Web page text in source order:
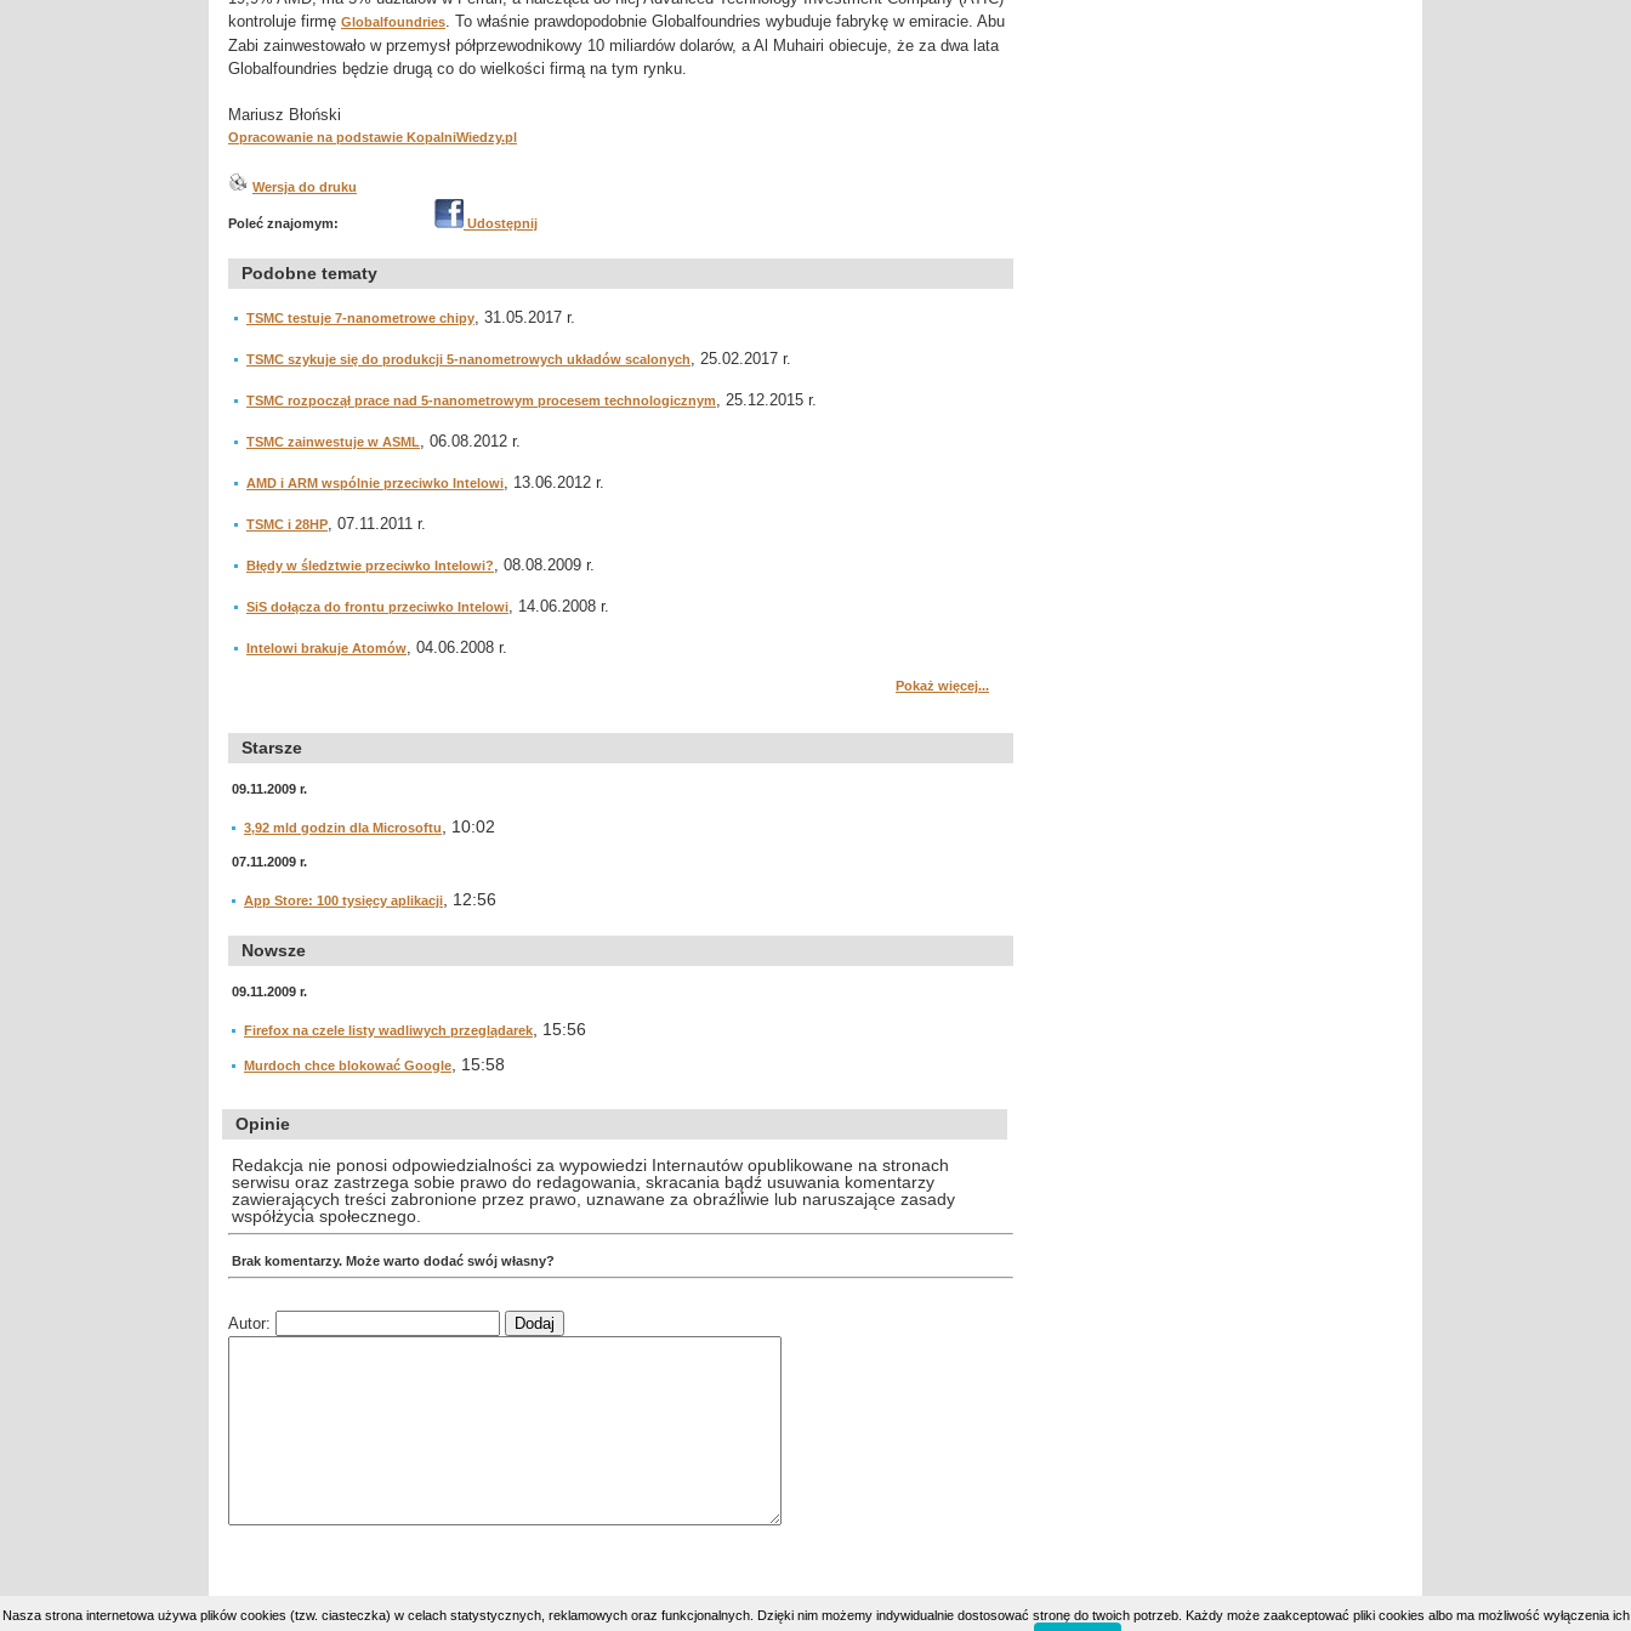
kontroluje firmę Globalfoundries. To właśnie prawdopodobnie Globalfoundries wybuduje fabrykę w emiracie. Abu
Zabi zainwestowało w przemysł półprzewodnikowy 10 miliardów dolarów, a Al Muhairi obiecuje, że za dwa lata
Globalfoundries będzie drugą co do wielkości firmą na tym rynku.
Mariusz Błoński
Opracowanie na podstawie KopalniWiedzy.pl
Wersja do druku
Poleć znajomym: Udostępnij
Podobne tematy
TSMC testuje 7-nanometrowe chipy, 31.05.2017 r.
TSMC szykuje się do produkcji 5-nanometrowych układów scalonych, 25.02.2017 r.
TSMC rozpoczął prace nad 5-nanometrowym procesem technologicznym, 25.12.2015 r.
TSMC zainwestuje w ASML, 06.08.2012 r.
AMD i ARM wspólnie przeciwko Intelowi, 13.06.2012 r.
TSMC i 28HP, 07.11.2011 r.
Błędy w śledztwie przeciwko Intelowi?, 08.08.2009 r.
SiS dołącza do frontu przeciwko Intelowi, 14.06.2008 r.
Intelowi brakuje Atomów, 04.06.2008 r.
Pokaż więcej...
Starsze
09.11.2009 r.
3,92 mld godzin dla Microsoftu , 10:02
07.11.2009 r.
App Store: 100 tysięcy aplikacji , 12:56
Nowsze
09.11.2009 r.
Firefox na czele listy wadliwych przeglądarek , 15:56
Murdoch chce blokować Google , 15:58
Opinie
Redakcja nie ponosi odpowiedzialności za wypowiedzi Internautów opublikowane na stronach
serwisu oraz zastrzega sobie prawo do redagowania, skracania bądź usuwania komentarzy
zawierających treści zabronione przez prawo, uznawane za obraźliwie lub naruszające zasady
współżycia społecznego.
Brak komentarzy. Może warto dodać swój własny?
Autor:
Nasza strona internetowa używa plików cookies (tzw. ciasteczka) w celach statystycznych, reklamowych oraz funkcjonalnych. Dzięki nim możemy indywidualnie dostosować stronę do twoich potrzeb. Każdy może zaakceptować pliki cookies albo ma możliwość wyłączenia ich